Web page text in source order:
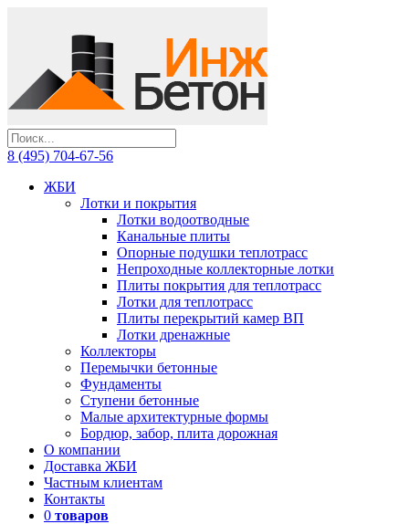
8 (495) 704-67-56
ЖБИ
Лотки и покрытия
Лотки водоотводные
Канальные плиты
Опорные подушки теплотрасс
Непроходные коллекторные лотки
Плиты покрытия для теплотрасс
Лотки для теплотрасс
Плиты перекрытий камер ВП
Лотки дренажные
Коллекторы
Перемычки бетонные
Фундаменты
Ступени бетонные
Малые архитектурные формы
Бордюр, забор, плита дорожная
О компании
Доставка ЖБИ
Частным клиентам
Контакты
0 товаров